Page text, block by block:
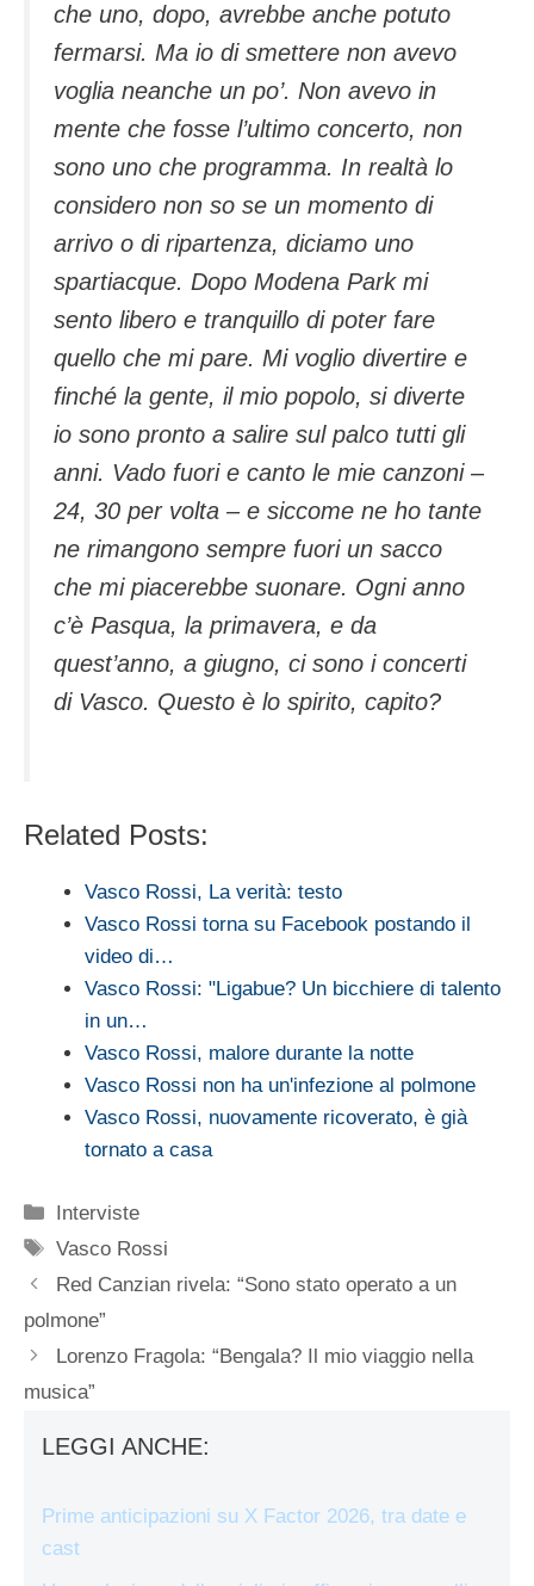
che uno, dopo, avrebbe anche potuto
fermarsi. Ma io di smettere non avevo
voglia neanche un po’. Non avevo in
mente che fosse l’ultimo concerto, non
sono uno che programma. In realtà lo
considero non so se un momento di
arrivo o di ripartenza, diciamo uno
spartiacque. Dopo Modena Park mi
sento libero e tranquillo di poter fare
quello che mi pare. Mi voglio divertire e
finché la gente, il mio popolo, si diverte
io sono pronto a salire sul palco tutti gli
anni. Vado fuori e canto le mie canzoni –
24, 30 per volta – e siccome ne ho tante
ne rimangono sempre fuori un sacco
che mi piacerebbe suonare. Ogni anno
c’è Pasqua, la primavera, e da
quest’anno, a giugno, ci sono i concerti
di Vasco. Questo è lo spirito, capito?
Related Posts:
Vasco Rossi, La verità: testo
Vasco Rossi torna su Facebook postando il
video di…
Vasco Rossi: "Ligabue? Un bicchiere di talento
in un…
Vasco Rossi, malore durante la notte
Vasco Rossi non ha un'infezione al polmone
Vasco Rossi, nuovamente ricoverato, è già
tornato a casa
Categorie
Interviste
Tag
Vasco Rossi
Red Canzian rivela: “Sono stato operato a un
polmone”
Lorenzo Fragola: “Bengala? Il mio viaggio nella
musica”
LEGGI ANCHE:
Prime anticipazioni su X Factor 2026, tra date e
cast